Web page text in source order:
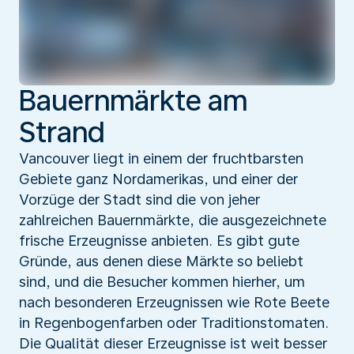
Bauernmärkte am
Strand
Vancouver liegt in einem der fruchtbarsten
Gebiete ganz Nordamerikas, und einer der
Vorzüge der Stadt sind die von jeher
zahlreichen Bauernmärkte, die ausgezeichnete
frische Erzeugnisse anbieten. Es gibt gute
Gründe, aus denen diese Märkte so beliebt
sind, und die Besucher kommen hierher, um
nach besonderen Erzeugnissen wie Rote Beete
in Regenbogenfarben oder Traditionstomaten.
Die Qualität dieser Erzeugnisse ist weit besser